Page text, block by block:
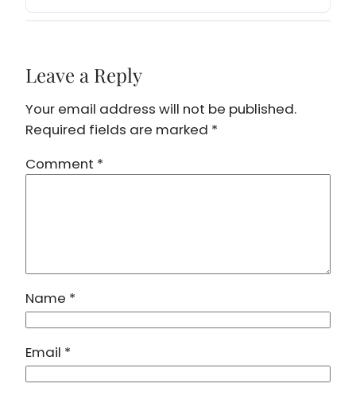
Leave a Reply
Your email address will not be published.
Required fields are marked *
Comment *
Name *
Email *